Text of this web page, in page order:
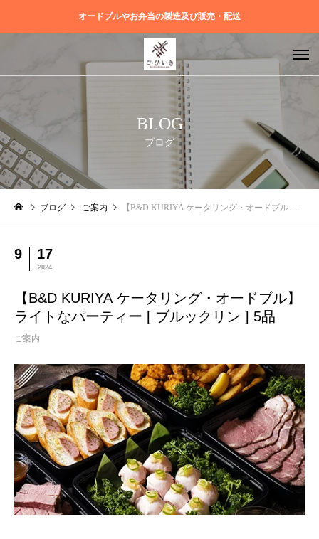
オードブルやお弁当の製造及び販売・配送
BLOG
ブログ
ブログ ご案内 【B&D KURIYA ケータリング・オードブル】ライトなパーティー [ ブルックリン ] 5品
9 17
2024
【B&D KURIYA ケータリング・オードブル】
ライトなパーティー [ ブルックリン ] 5品
ご案内